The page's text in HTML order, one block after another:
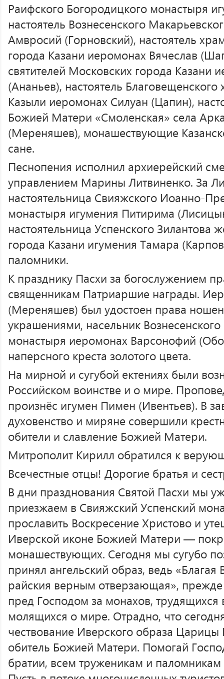
Раифского Богородицкого монастыря
настоятель Вознесенского
Амвросий (Горновский), настоятель
города Казани иеромонах Вячеслав
святителей Московских города Казани
(Ананьев), настоятель Благовещенского
Казыли иеромонах Силуан (Цапин),
Божией Матери «Смоленская» села
(Мереняшев), монашествующие
сане.
Песнопения исполнил архиерейский
управлением Марины Литвиненко. За
настоятельница Свияжского Иоанно-
монастыря игумения Питирима
настоятельница Успенского Зилантова
города Казани игумения Тамара
паломники.
К празднику Пасхи за богослужением
священникам Патриаршие награды.
(Мереняшев) был удостоен права
украшениями, насельник
монастыря иеромонах Варсонофий
наперсного креста золотого цвета.
На мирной и сугубой ектениях были
Российском воинстве и о мире.
произнёс игумен Пимен (Ивентьев). В
духовенство и миряне совершили
обители и славление Божией Матери.
Митрополит Кирилл обратился к
Всечестные отцы! Дорогие братья и
В дни празднования Святой Пасхи мы
приезжаем в Свияжский Успенский
прославить Воскресение Христово и
Иверской иконе Божией Матери —
монашествующих. Сегодня мы сугубо
принял ангельский образ, ведь
райския верным отверзающая», прежде
пред Господом за монахов,
молящихся о мире. Отрадно, что
чествование Иверского образа
обитель Божией Матери. Помогай
братии, всем труженикам и